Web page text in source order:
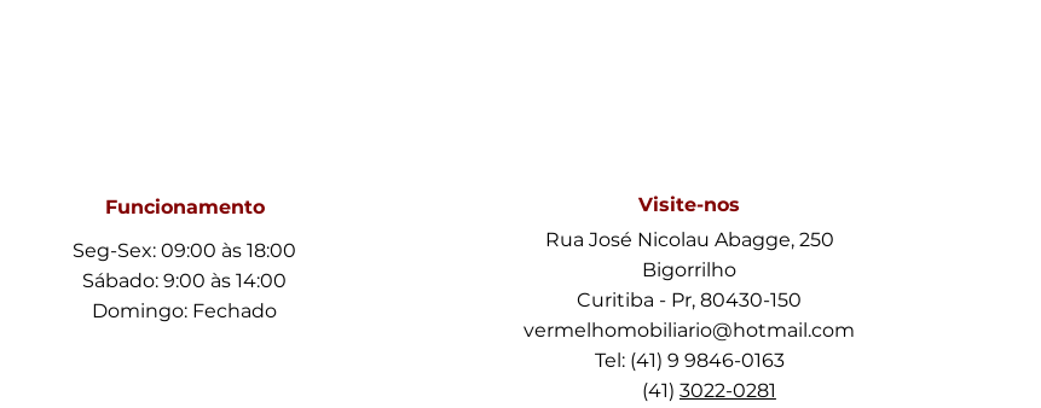
Funcionamento
Seg-Sex: 09:00 às 18:00
Sábado: 9:00 às 14:00
Domingo: Fechado
Visite-nos
Rua José Nicolau Abagge, 250
Bigorrilho
Curitiba - Pr, 80430-150
vermelhomobiliario@hotmail.com
Tel: (41) 9 9846-0163
(41) 3022-0281